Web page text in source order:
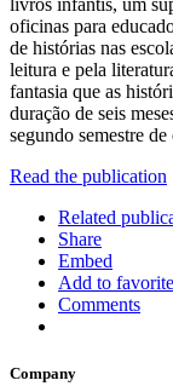
livros infantis, um
oficinas para
de histórias nas
leitura e pela
fantasia que as
duração de seis
segundo semestre de
Read the publication
Related
Share
Embed
Add to
Comments
Company